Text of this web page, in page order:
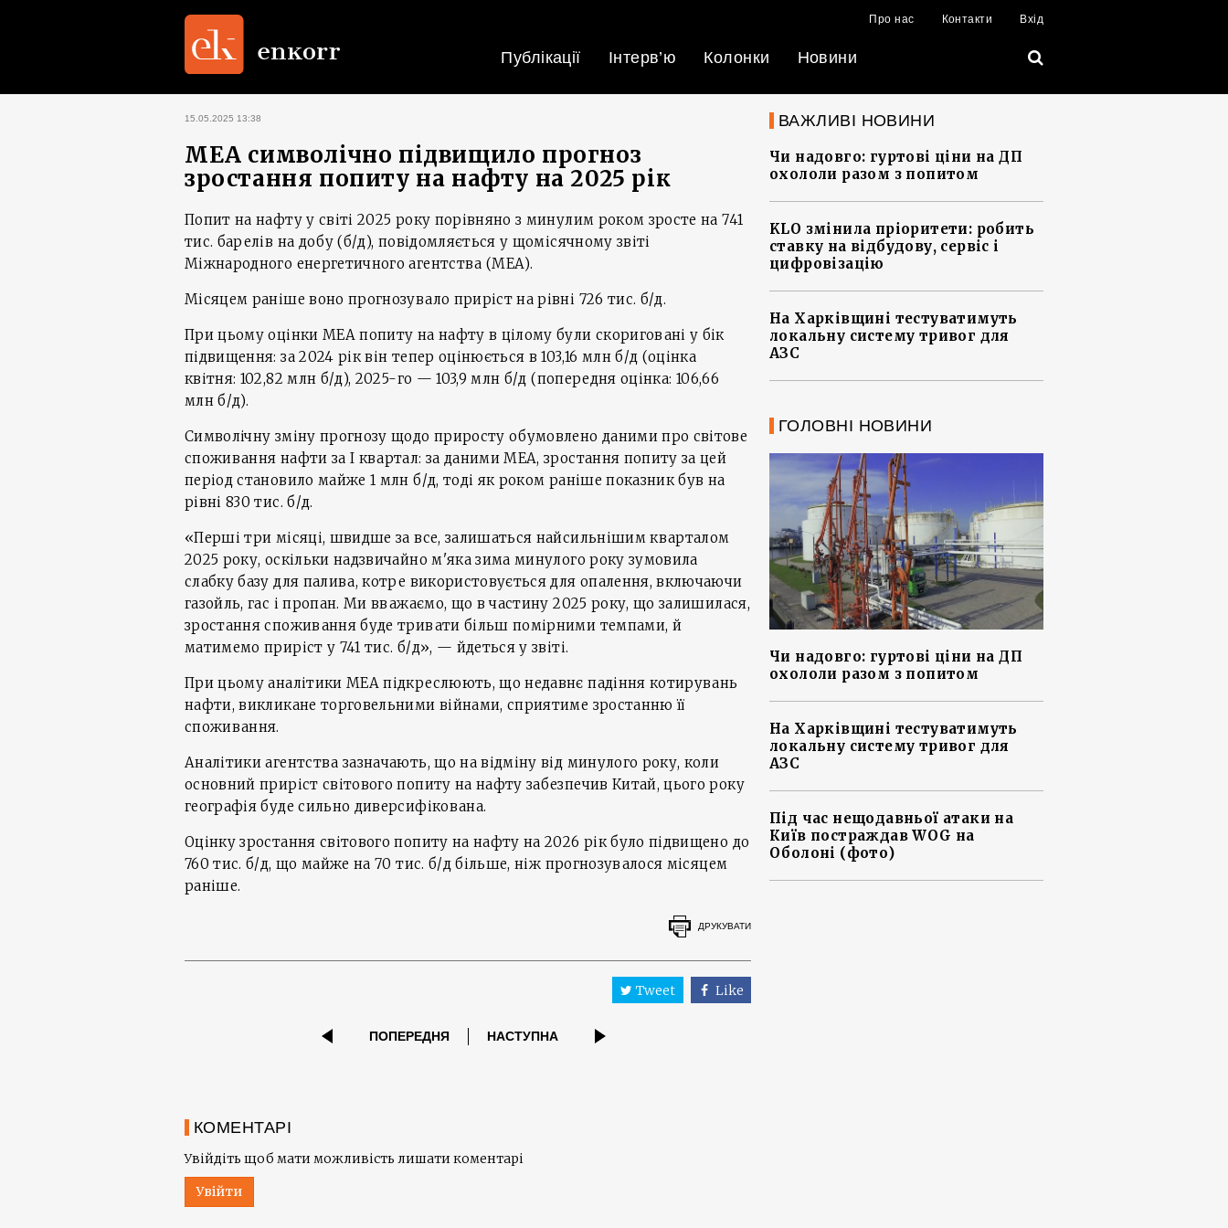
Про нас Контакти Вхід
Публікації Інтерв’ю Колонки Новини
15.05.2025 13:38
МЕА символічно підвищило прогноз
зростання попиту на нафту на 2025 рік
Попит на нафту у світі 2025 року порівняно з минулим роком зросте на 741
тис. барелів на добу (б/д), повідомляється у щомісячному звіті
Міжнародного енергетичного агентства (МЕА).
Місяцем раніше воно прогнозувало приріст на рівні 726 тис. б/д.
При цьому оцінки МЕА попиту на нафту в цілому були скориговані у бік
підвищення: за 2024 рік він тепер оцінюється в 103,16 млн б/д (оцінка
квітня: 102,82 млн б/д), 2025-го — 103,9 млн б/д (попередня оцінка: 106,66
млн б/д).
Символічну зміну прогнозу щодо приросту обумовлено ​​даними про світове
споживання нафти за I квартал: за даними МЕА, зростання попиту за цей
період становило майже 1 млн б/д, тоді як роком раніше показник був на
рівні 830 тис. б/д.
«Перші три місяці, швидше за все, залишаться найсильнішим кварталом
2025 року, оскільки надзвичайно м'яка зима минулого року зумовила
слабку базу для палива, котре використовується для опалення, включаючи
газойль, гас і пропан. Ми вважаємо, що в частину 2025 року, що залишилася,
зростання споживання буде тривати більш помірними темпами, й
матимемо приріст у 741 тис. б/д», — йдеться у звіті.
При цьому аналітики МЕА підкреслюють, що недавнє падіння котирувань
нафти, викликане торговельними війнами, сприятиме зростанню її
споживання.
Аналітики агентства зазначають, що на відміну від минулого року, коли
основний приріст світового попиту на нафту забезпечив Китай, цього року
географія буде сильно диверсифікована.
Оцінку зростання світового попиту на нафту на 2026 рік було підвищено до
760 тис. б/д, що майже на 70 тис. б/д більше, ніж прогнозувалося місяцем
раніше.
ДРУКУВАТИ
Tweet Like
ПОПЕРЕДНЯ НАСТУПНА
КОМЕНТАРІ
Увійдіть щоб мати можливість лишати коментарі
Увійти
ВАЖЛИВІ НОВИНИ
Чи надовго: гуртові ціни на ДП
охололи разом з попитом
KLO змінила пріоритети: робить
ставку на відбудову, сервіс і
цифровізацію
На Харківщині тестуватимуть
локальну систему тривог для
АЗС
ГОЛОВНІ НОВИНИ
Чи надовго: гуртові ціни на ДП
охололи разом з попитом
На Харківщині тестуватимуть
локальну систему тривог для
АЗС
Під час нещодавньої атаки на
Київ постраждав WOG на
Оболоні (фото)